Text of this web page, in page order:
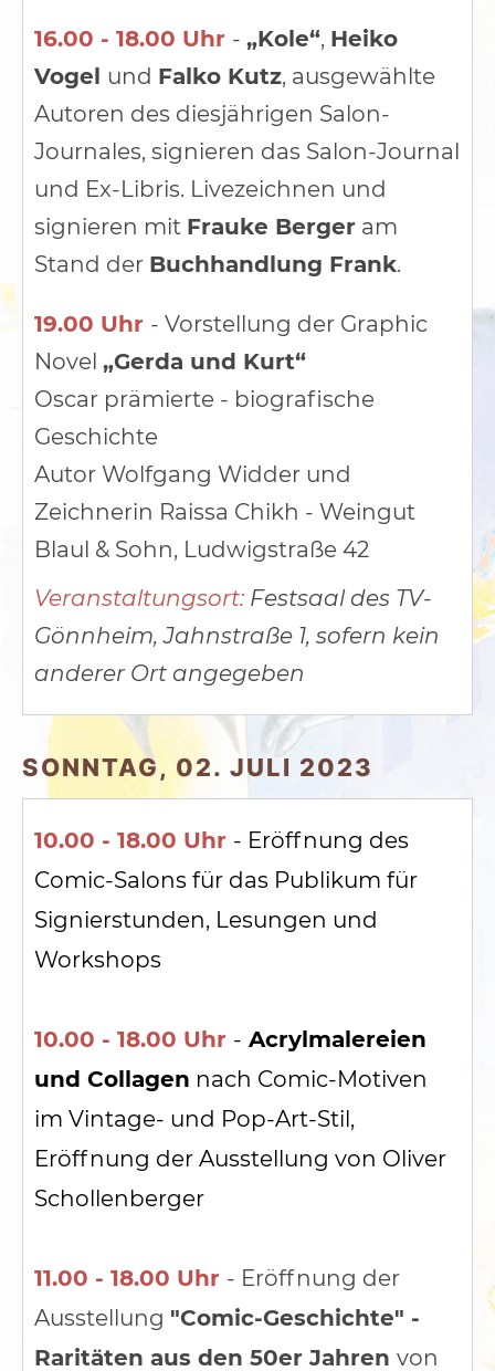
16.00 - 18.00 Uhr - „Kole“, Heiko
Vogel und Falko Kutz, ausgewählte
Autoren des diesjährigen Salon-
Journales, signieren das Salon-Journal
und Ex-Libris. Livezeichnen und
signieren mit Frauke Berger am
Stand der Buchhandlung Frank.
19.00 Uhr - Vorstellung der Graphic
Novel „Gerda und Kurt“
Oscar prämierte - biografische
Geschichte
Autor Wolfgang Widder und
Zeichnerin Raissa Chikh - Weingut
Blaul & Sohn, Ludwigstraße 42
Veranstaltungsort: Festsaal des TV-
Gönnheim, Jahnstraße 1, sofern kein
anderer Ort angegeben
SONNTAG, 02. JULI 2023
10.00 - 18.00 Uhr - Eröffnung des
Comic-Salons für das Publikum für
Signierstunden, Lesungen und
Workshops
10.00 - 18.00 Uhr - Acrylmalereien
und Collagen nach Comic-Motiven
im Vintage- und Pop-Art-Stil,
Eröffnung der Ausstellung von Oliver
Schollenberger
11.00 - 18.00 Uhr - Eröffnung der
Ausstellung "Comic-Geschichte" -
Raritäten aus den 50er Jahren von